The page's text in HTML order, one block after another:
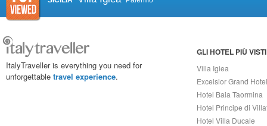
ItalyTraveller is everything you need for
unforgettable travel experience.
GLI HOTEL PIÙ VISTI
Villa Igiea
Excelsior Grand Hotel
Hotel Baia Taormina
Hotel Principe di
Hotel Villa Ducale